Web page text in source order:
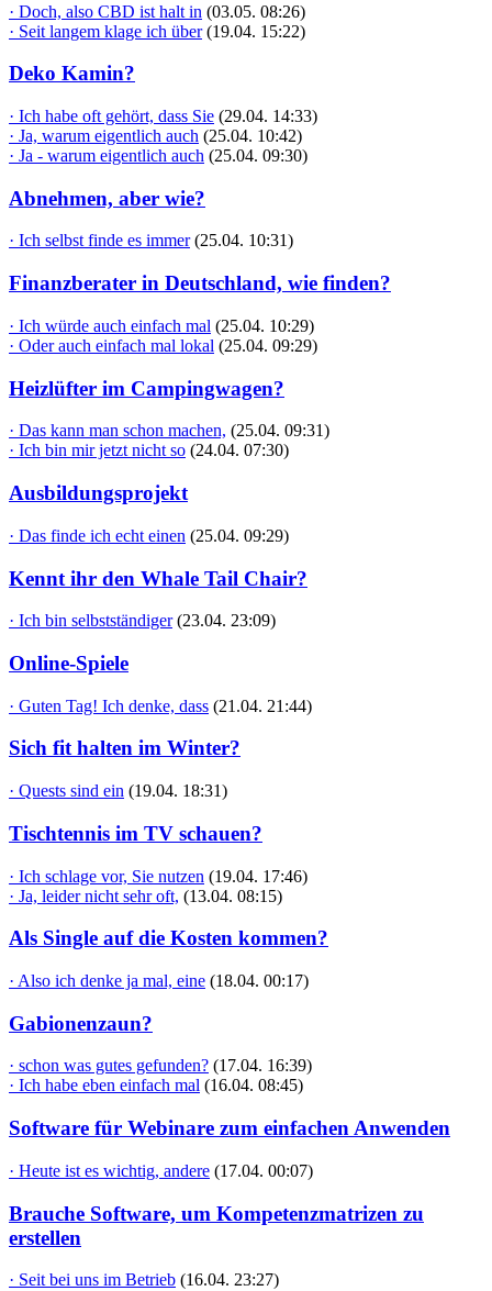
· Doch, also CBD ist halt in (03.05. 08:26)
· Seit langem klage ich über (19.04. 15:22)
Deko Kamin?
· Ich habe oft gehört, dass Sie (29.04. 14:33)
· Ja, warum eigentlich auch (25.04. 10:42)
· Ja - warum eigentlich auch (25.04. 09:30)
Abnehmen, aber wie?
· Ich selbst finde es immer (25.04. 10:31)
Finanzberater in Deutschland, wie finden?
· Ich würde auch einfach mal (25.04. 10:29)
· Oder auch einfach mal lokal (25.04. 09:29)
Heizlüfter im Campingwagen?
· Das kann man schon machen, (25.04. 09:31)
· Ich bin mir jetzt nicht so (24.04. 07:30)
Ausbildungsprojekt
· Das finde ich echt einen (25.04. 09:29)
Kennt ihr den Whale Tail Chair?
· Ich bin selbstständiger (23.04. 23:09)
Online-Spiele
· Guten Tag! Ich denke, dass (21.04. 21:44)
Sich fit halten im Winter?
· Quests sind ein (19.04. 18:31)
Tischtennis im TV schauen?
· Ich schlage vor, Sie nutzen (19.04. 17:46)
· Ja, leider nicht sehr oft, (13.04. 08:15)
Als Single auf die Kosten kommen?
· Also ich denke ja mal, eine (18.04. 00:17)
Gabionenzaun?
· schon was gutes gefunden? (17.04. 16:39)
· Ich habe eben einfach mal (16.04. 08:45)
Software für Webinare zum einfachen Anwenden
· Heute ist es wichtig, andere (17.04. 00:07)
Brauche Software, um Kompetenzmatrizen zu
erstellen
· Seit bei uns im Betrieb (16.04. 23:27)